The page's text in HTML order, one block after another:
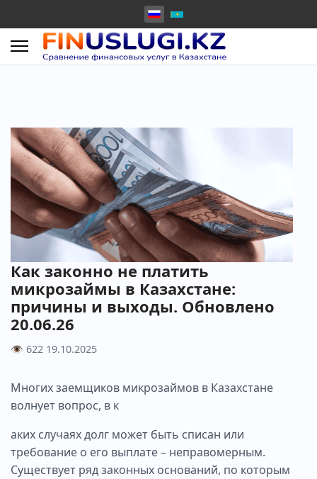
Как законно не платить
микрозаймы в Казахстане:
причины и выходы. Обновлено
20.06.26
👁 622 19.10.2025
Многих заемщиков микрозаймов в Казахстане
волнует вопрос, в к
аких случаях долг может быть списан или
требование о его выплате – неправомерным.
Существует ряд законных оснований, по которым